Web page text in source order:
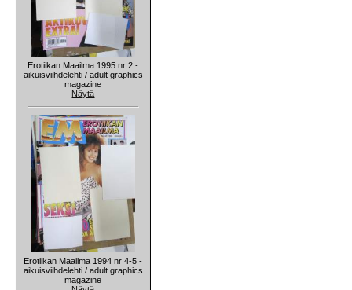
Erotiikan Maailma 1995 nr 2 -
aikuisviihdelehti / adult graphics
magazine
Näytä
Erotiikan Maailma 1994 nr 4-5 -
aikuisviihdelehti / adult graphics
magazine